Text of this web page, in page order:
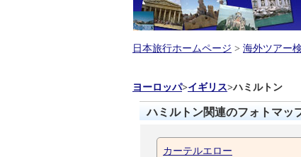
日本旅行ホームページ > 海外ツアー
ヨーロッパ>イギリス>ハミルトン
ハミルトン関連のフォトマッ
カーテルエロー